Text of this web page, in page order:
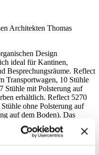
Architekten Thomas
Design
ideal für Kantinen,
Besprechungsräume. Reflect
Transportwagen, 10 Stühle
Stühle mit Polsterung auf
erhältlich. Reflect 5270
ohne Polsterung auf
auf dem Boden). Das
in passenden Farben
Rücksicht auf die